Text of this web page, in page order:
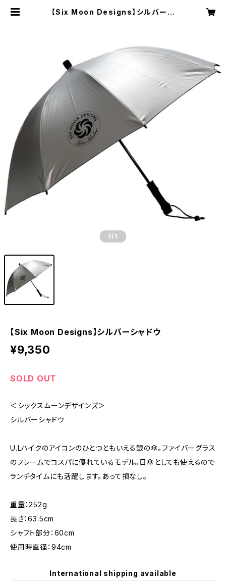
【Six Moon Designs】シルバーシ
1 /1
【Six Moon Designs】シルバーシャドウ
¥9,350
SOLD OUT
＜シックスムーンデザインズ＞
シルバーシャドウ
U.Lハイクのアイコンのひとつともいえる銀の傘。ファイバーグラス
のフレームでコスパに優れているモデル。日傘としても使えるので
ランチタイムにも活躍します。あって損なし。
重量：252g
長さ：63.5cm
シャフト部分：60cm
使用時直径：94cm
International shipping available